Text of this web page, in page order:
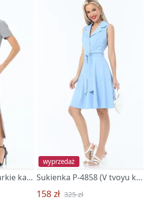
Sukienka P-4882 (Yarkie kanikuly, xit)
wyprzedaż
Sukienka P-4858 (V tvoyu kollekciyu)
158 zł 325 zł